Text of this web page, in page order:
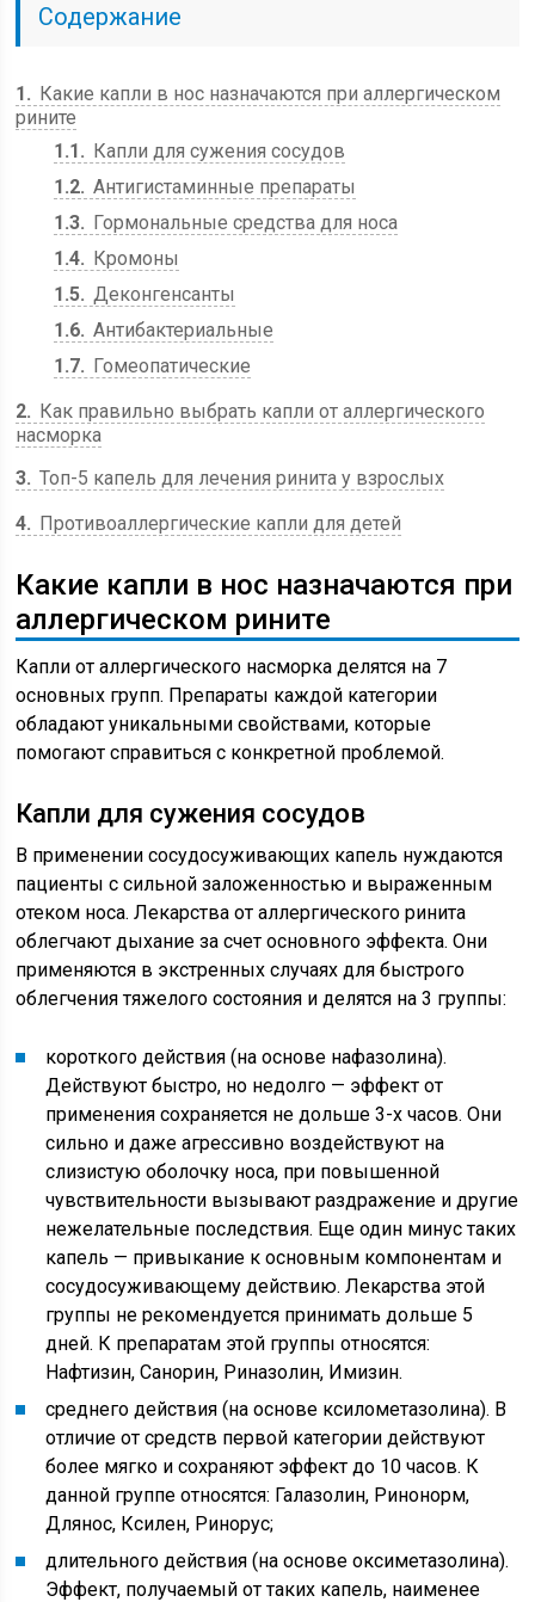
Содержание
1
Какие капли в нос назначаются при аллергическом
рините
1.1
Капли для сужения сосудов
1.2 Антигистаминные препараты
1.3
Гормональные средства для носа
1.4
Кромоны
1.5
Деконгенсанты
1.6 Антибактериальные
1.7
Гомеопатические
2
Как правильно выбрать капли от аллергического
насморка
3 Топ-5 капель для лечения ринита у взрослых
4
Противоаллергические капли для детей
Какие капли в нос назначаются при
аллергическом рините
Капли от аллергического насморка делятся на 7
основных групп. Препараты каждой категории
обладают уникальными свойствами, которые
помогают справиться с конкретной проблемой.
Капли для сужения сосудов
В применении сосудосуживающих капель нуждаются
пациенты с сильной заложенностью и выраженным
отеком носа. Лекарства от аллергического ринита
облегчают дыхание за счет основного эффекта. Они
применяются в экстренных случаях для быстрого
облегчения тяжелого состояния и делятся на 3 группы:
короткого действия (на основе нафазолина).
Действуют быстро, но недолго — эффект от
применения сохраняется не дольше 3-х часов. Они
сильно и даже агрессивно воздействуют на
слизистую оболочку носа, при повышенной
чувствительности вызывают раздражение и другие
нежелательные последствия. Еще один минус таких
капель — привыкание к основным компонентам и
сосудосуживающему действию. Лекарства этой
группы не рекомендуется принимать дольше 5
дней. К препаратам этой группы относятся:
Нафтизин, Санорин, Риназолин, Имизин.
среднего действия (на основе ксилометазолина). В
отличие от средств первой категории действуют
более мягко и сохраняют эффект до 10 часов. К
данной группе относятся: Галазолин, Ринонорм,
Длянос, Ксилен, Ринорус;
длительного действия (на основе оксиметазолина).
Эффект, получаемый от таких капель, наименее